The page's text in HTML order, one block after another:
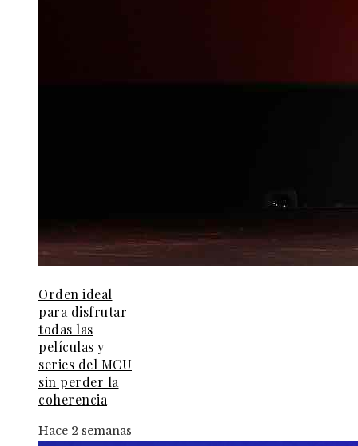
Orden ideal
para disfrutar
todas las
películas y
series del MCU
sin perder la
coherencia
Hace 2 semanas